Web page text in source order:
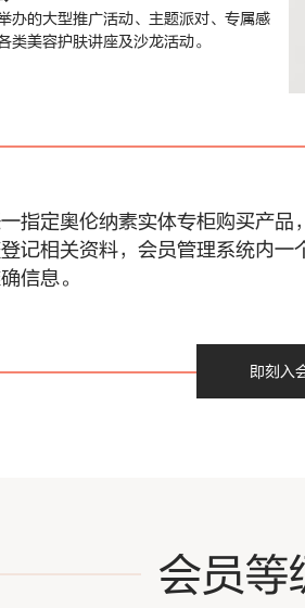
办的大型推广活动、主题派对、专属感
类美容护肤讲座及沙龙活动。
指定奥伦纳素实体专柜购买产品
记相关资料，会员管理系统内
信息。
即刻入
会员等